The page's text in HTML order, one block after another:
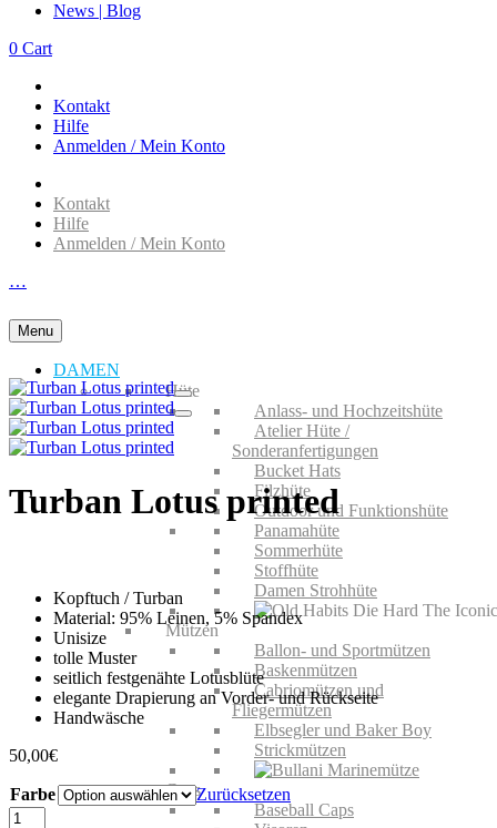
News | Blog
0 Cart
Kontakt
Hilfe
Anmelden / Mein Konto
Kontakt
Hilfe
Anmelden / Mein Konto
…
Menu
DAMEN
Hüte
Anlass- und Hochzeitshüte
Atelier Hüte /
Sonderanfertigungen
Bucket Hats
Filzhüte
Outdoor und Funktionshüte
Panamahüte
Sommerhüte
Stoffhüte
Damen Strohhüte
Mützen
Ballon- und Sportmützen
Baskenmützen
Cabriomützen und
Fliegermützen
Elbsegler und Baker Boy
Strickmützen
Caps
Baseball Caps
Turban Lotus printed
Kopftuch / Turban
Material: 95% Leinen, 5% Spandex
Unisize
tolle Muster
seitlich festgenähte Lotusblüte
elegante Drapierung an Vorder- und Rückseite
Handwäsche
50,00€
Farbe
Zurücksetzen
Turban